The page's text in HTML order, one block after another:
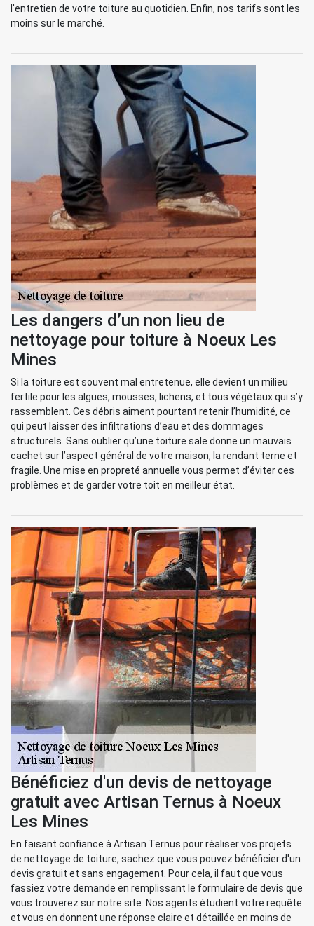
l'entretien de votre toiture au quotidien. Enfin, nos tarifs sont les
moins sur le marché.
Les dangers d’un non lieu de
nettoyage pour toiture à Noeux Les
Mines
Si la toiture est souvent mal entretenue, elle devient un milieu
fertile pour les algues, mousses, lichens, et tous végétaux qui s’y
rassemblent. Ces débris aiment pourtant retenir l’humidité, ce
qui peut laisser des infiltrations d’eau et des dommages
structurels. Sans oublier qu’une toiture sale donne un mauvais
cachet sur l’aspect général de votre maison, la rendant terne et
fragile. Une mise en propreté annuelle vous permet d’éviter ces
problèmes et de garder votre toit en meilleur état.
Bénéficiez d'un devis de nettoyage
gratuit avec Artisan Ternus à Noeux
Les Mines
En faisant confiance à Artisan Ternus pour réaliser vos projets
de nettoyage de toiture, sachez que vous pouvez bénéficier d'un
devis gratuit et sans engagement. Pour cela, il faut que vous
fassiez votre demande en remplissant le formulaire de devis que
vous trouverez sur notre site. Nos agents étudient votre requête
et vous en donnent une réponse claire et détaillée en moins de